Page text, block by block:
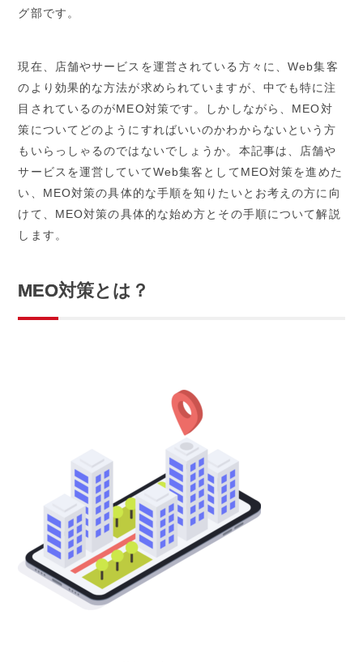
グ部です。
現在、店舗やサービスを運営されている方々に、Web集客
のより効果的な方法が求められていますが、中でも特に注
目されているのがMEO対策です。しかしながら、 MEO対
策についてどのようにすればいいのかわからないという方
もいらっしゃるのではないでしょうか。本記事は、店舗や
サービスを運営していてWeb集客として MEO対策を進めた
い、 MEO対策の具体的な手順を知りたいとお考えの方に向
けて、 MEO対策の具体的な始め方とその手順について解説
します。
MEO対策とは？